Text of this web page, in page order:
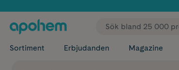
Sortiment Erbjudanden Magazine